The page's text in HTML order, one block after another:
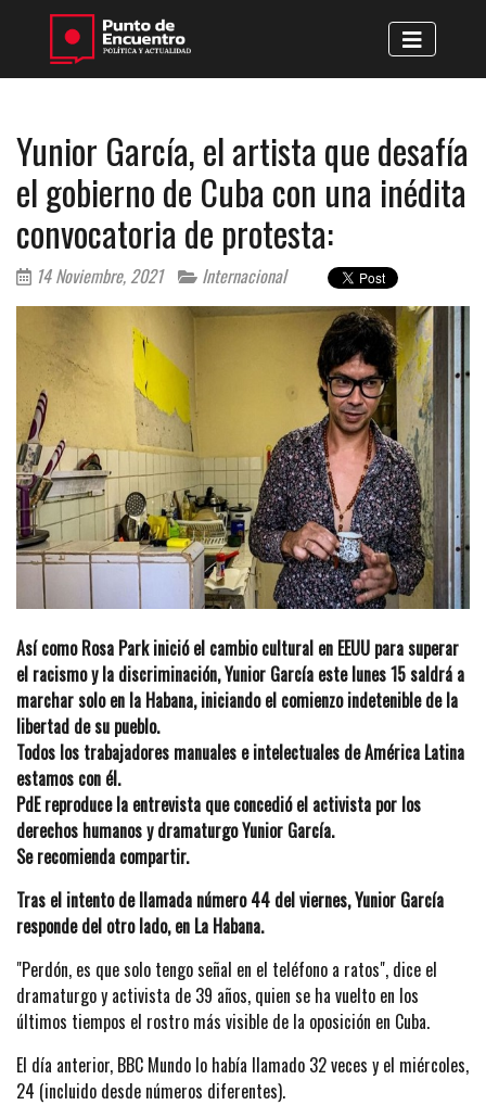
Yunior García, el artista que desafía
el gobierno de Cuba con una inédita
convocatoria de protesta:
14 Noviembre, 2021 Internacional
Así como Rosa Park inició el cambio cultural en EEUU para superar
el racismo y la discriminación, Yunior García este lunes 15 saldrá a
marchar solo en la Habana, iniciando el comienzo indetenible de la
libertad de su pueblo.
Todos los trabajadores manuales e intelectuales de América Latina
estamos con él.
PdE reproduce la entrevista que concedió el activista por los
derechos humanos y dramaturgo Yunior García.
Se recomienda compartir.
Tras el intento de llamada número 44 del viernes, Yunior García
responde del otro lado, en La Habana.
"Perdón, es que solo tengo señal en el teléfono a ratos", dice el
dramaturgo y activista de 39 años, quien se ha vuelto en los
últimos tiempos el rostro más visible de la oposición en Cuba.
El día anterior, BBC Mundo lo había llamado 32 veces y el miércoles,
24 (incluido desde números diferentes).